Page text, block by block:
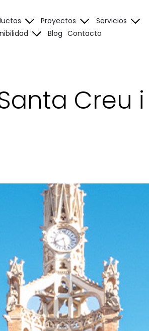
Proyectos
Servicios
Blog Contacto
Creu